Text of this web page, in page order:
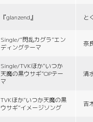
『glanzend』 と
Single/“閃乱カグラ”エン
ディングテーマ
奈
Single/TVKほか“いつか
天魔の黒ウサギ”OPテー
マ
清
TVKほか“いつか天魔の黒
ウサギ”イメージソング
吉